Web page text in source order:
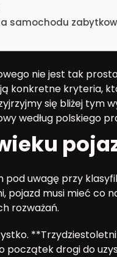
samochodu
nie jest tak
konkretne kryteria,
się bliżej tym
według polskiego
pod uwagę przy
pojazd musi mieć co
rozważań.
drogi do